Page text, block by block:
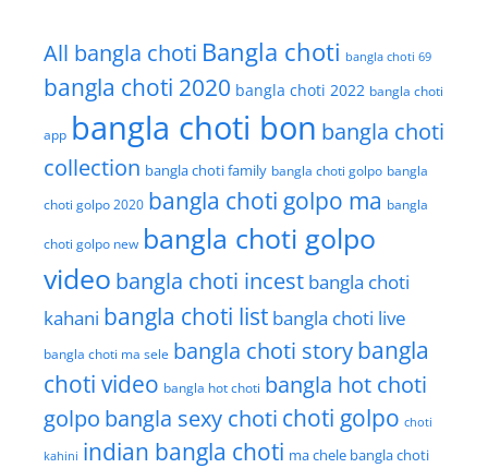
All bangla choti Bangla choti bangla choti 69
bangla choti 2020 bangla choti 2022 bangla choti
app bangla choti bon bangla choti
collection bangla choti family bangla choti golpo bangla
choti golpo 2020 bangla choti golpo ma bangla
choti golpo new bangla choti golpo
video bangla choti incest bangla choti
kahani bangla choti list bangla choti live
bangla choti ma sele bangla choti storybangla
choti video bangla hot choti bangla hot choti
golpo bangla sexy choti choti golpo choti
kahini indian bangla choti ma chele bangla choti